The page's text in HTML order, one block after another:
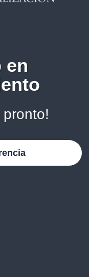
en
pronto!